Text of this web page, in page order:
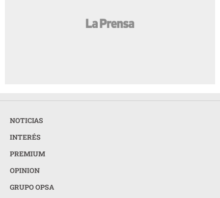
NOTICIAS
INTERÉS
PREMIUM
OPINION
GRUPO OPSA